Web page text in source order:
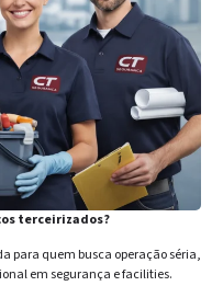
terceirizados?
para quem busca operação séria,
em segurança e facilities.